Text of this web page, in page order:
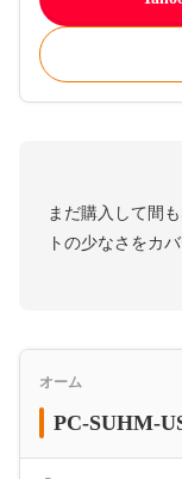
まだ購入して間
トの少なさをカ
オーム
PC-SUHM-